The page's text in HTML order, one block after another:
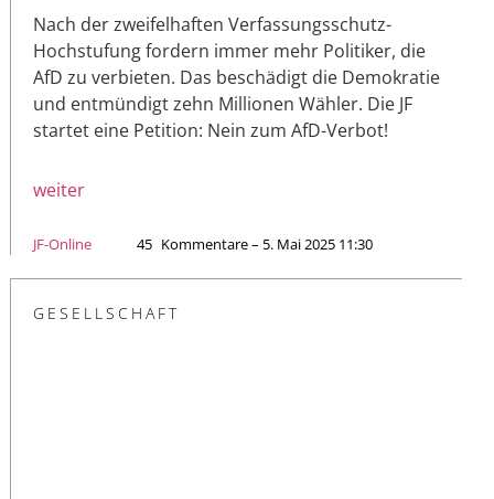
Nach der zweifelhaften Verfassungsschutz-
Hochstufung fordern immer mehr Politiker, die
AfD zu verbieten. Das beschädigt die Demokratie
und entmündigt zehn Millionen Wähler. Die JF
startet eine Petition: Nein zum AfD-Verbot!
weiter
JF-Online 45 Kommentare – 5. Mai 2025 11:30
GESELLSCHAFT